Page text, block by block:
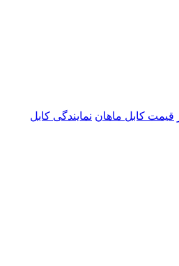
قیمت کابل ماهان نمایندگی کابل